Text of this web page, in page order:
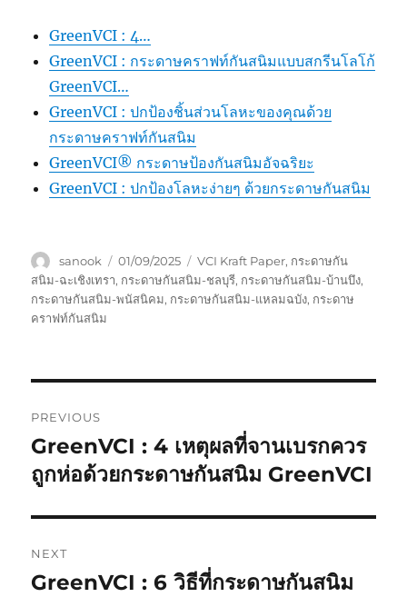
GreenVCI : 4…
GreenVCI : กระดาษคราฟท์กันสนิมแบบสกรีนโลโก้
GreenVCI…
GreenVCI : ปกป้องชิ้นส่วนโลหะของคุณด้วย
กระดาษคราฟท์กันสนิม
GreenVCI® กระดาษป้องกันสนิมอัจฉริยะ
GreenVCI : ปกป้องโลหะง่ายๆ ด้วยกระดาษกันสนิม
Author
sanook
Posted
on
01/09/2025 Tags
VCI Kraft Paper, กระดาษกัน
สนิม-ฉะเชิงเทรา, กระดาษกันสนิม-ชลบุรี, กระดาษกันสนิม-บ้านบึง,
กระดาษกันสนิม-พนัสนิคม, กระดาษกันสนิม-แหลมฉบัง, กระดาษ
คราฟท์กันสนิม
navigation
PREVIOUS
Previous
post:
GreenVCI : 4 เหตุผลที่จานเบรกควร
ถูกห่อด้วยกระดาษกันสนิม GreenVCI
NEXT
Next
GreenVCI : 6 วิธีที่กระดาษกันสนิม